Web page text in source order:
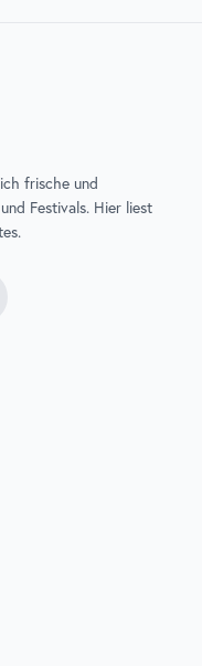
frische und
Festivals. Hier liest